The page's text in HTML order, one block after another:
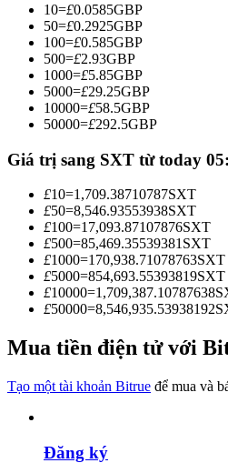
Sao chép Giao dịch
Tham gia cùng các nhà giao
Trở thành Nhà giao dịch Sao
10=£0.0585GBP
50=£0.2925GBP
100=£0.585GBP
500=£2.93GBP
1000=£5.85GBP
5000=£29.25GBP
10000=£58.5GBP
50000=£292.5GBP
Giá trị sang SXT từ today
£10=1,709.38710787SXT
£50=8,546.93553938SXT
£100=17,093.87107876SXT
£500=85,469.35539381 SXT
£1000=170,938.71078763SXT
£5000=854,693.55393819SXT
£10000=1,709,387.10787638
£50000=8,546,935.53938192
Mua tiền điện tử với
Tạo một tài khoản Bitrue để mua và
Đăng ký